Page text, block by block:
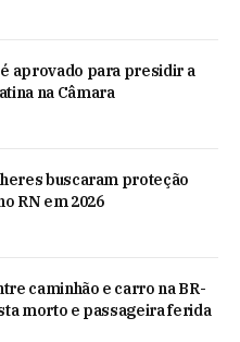
aprovado para presidir a
na Câmara
buscaram proteção
RN em 2026
caminhão e carro na BR-
morto e passageira ferida